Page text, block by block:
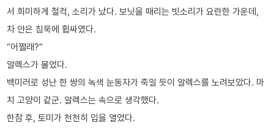
서 희미하게 철컥, 소리가 났다. 보닛을 때리는 빗소리가 요란한 가운데,
차 안은 침묵에 휩싸였다.
“어쩔래?”
알렉스가 물었다.
백미러로 성난 한 쌍의 녹색 눈동자가 죽일 듯이 알렉스를 노려보았다. 마
치 고양이 같군. 알렉스는 속으로 생각했다.
한참 후, 토미가 천천히 입을 열었다.